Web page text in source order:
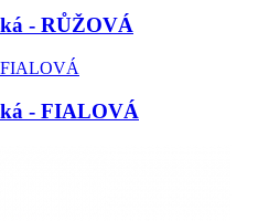
- RŮŽOVÁ
- FIALOVÁ